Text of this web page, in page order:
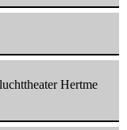
Hertme